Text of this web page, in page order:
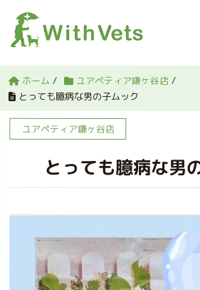
ホーム / ユアペティア鎌ヶ谷店 /
とっても臆病な男の子ムック
ユアペティア鎌ヶ谷店
とっても臆病な男